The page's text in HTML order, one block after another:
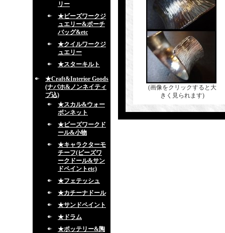
リー
★ビーズワークジ
ュエリー&ポーチ
バッグ&etc
★クイルワークジ
ュエリー
★スターキルト
★Craft&Interior Goods
(ナバホ&ノンネイティ
ブ込)
★スカル&ウォー
ボンネット
★ビーズワークド
ール&小物
★キャラクターモ
チーフ(ビーズワ
ークドール&サン
ドペイントetc)
★フェテッシュ
★カチーナドール
★サンドペイント
★ドラム
★ポッテリー&陶
(画像をクリックすると大
きく見られます)